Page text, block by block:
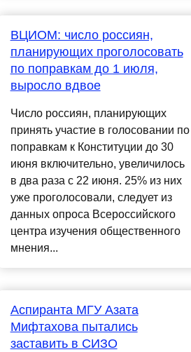
ВЦИОМ: число россиян,
планирующих проголосовать
по поправкам до 1 июля,
выросло вдвое
Число россиян, планирующих
принять участие в голосовании по
поправкам к Конституции до 30
июня включительно, увеличилось
в два раза с 22 июня. 25% из них
уже проголосовали, следует из
данных опроса Всероссийского
центра изучения общественного
мнения...
Аспиранта МГУ Азата
Мифтахова пытались
заставить в СИЗО